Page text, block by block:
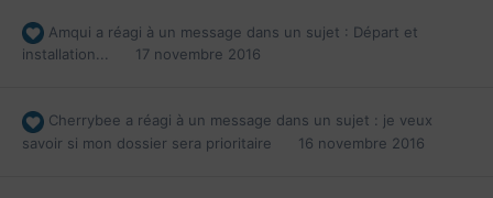
Amqui a réagi à un message dans un sujet : Départ et
installation...
17 novembre 2016
Cherrybee a réagi à un message dans un sujet : je veux
savoir si mon dossier sera prioritaire
16 novembre 2016